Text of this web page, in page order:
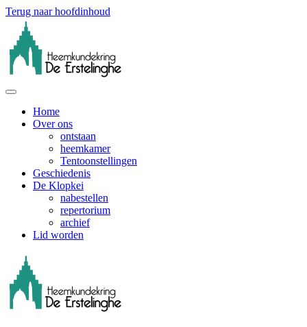
Terug naar hoofdinhoud
Home
Over ons
ontstaan
heemkamer
Tentoonstellingen
Geschiedenis
De Klopkei
nabestellen
repertorium
archief
Lid worden